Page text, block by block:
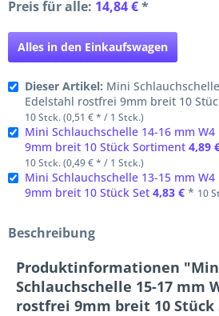
Preis für alle: 14,84 €*
Alles in den Einkaufswagen
Dieser Artikel: Mini
Edelstahl rostfrei 9mm breit 10
10 Stck. (0,51 € * / 1 Stck.)
Mini Schlauchschelle 14-16 mm
9mm breit 10 Stück Sortiment 4,89
10 Stck. (0,49 € * / 1 Stck.)
Mini Schlauchschelle 13-15 mm
9mm breit 10 Stück Set 4,83 € * 10
Beschreibung
Produktinformationen
Schlauchschelle 15-17 mm
rostfrei 9mm breit 10